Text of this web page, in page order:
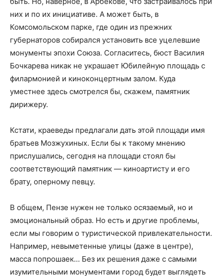
них и по их инициативе. А может быть, в
Комсомольском парке, где один из прежних
губернаторов собирался установить все уцелевшие
монументы эпохи Союза. Согласитесь, бюст Василия
Бочкарева никак не украшает Юбилейную площадь с
филармонией и киноконцертным залом. Куда
уместнее здесь смотрелся бы, скажем, памятник
дирижеру.
Кстати, краеведы предлагали дать этой площади имя
братьев Мозжухиных. Если бы к такому мнению
прислушались, сегодня на площади стоял бы
соответствующий памятник — киноартисту и его
брату, оперному певцу.
В общем, Пензе нужен не только осязаемый, но и
эмоциональный образ. Но есть и другие проблемы,
если мы говорим о туристической привлекательности.
Например, невыметенные улицы (даже в центре),
масса попрошаек… Без их решения даже с самыми
изумительными монументами город будет выглядеть